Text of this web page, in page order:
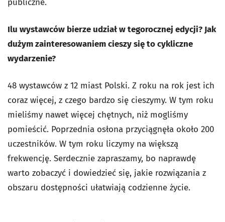
publiczne.
Ilu wystawców bierze udział w tegorocznej edycji? Jak
dużym zainteresowaniem cieszy się to cykliczne
wydarzenie?
48 wystawców z 12 miast Polski. Z roku na rok jest ich
coraz więcej, z czego bardzo się cieszymy. W tym roku
mieliśmy nawet więcej chętnych, niż mogliśmy
pomieścić. Poprzednia osłona przyciągnęła około 200
uczestników. W tym roku liczymy na większą
frekwencję. Serdecznie zapraszamy, bo naprawdę
warto zobaczyć i dowiedzieć się, jakie rozwiązania z
obszaru dostępności ułatwiają codzienne życie.